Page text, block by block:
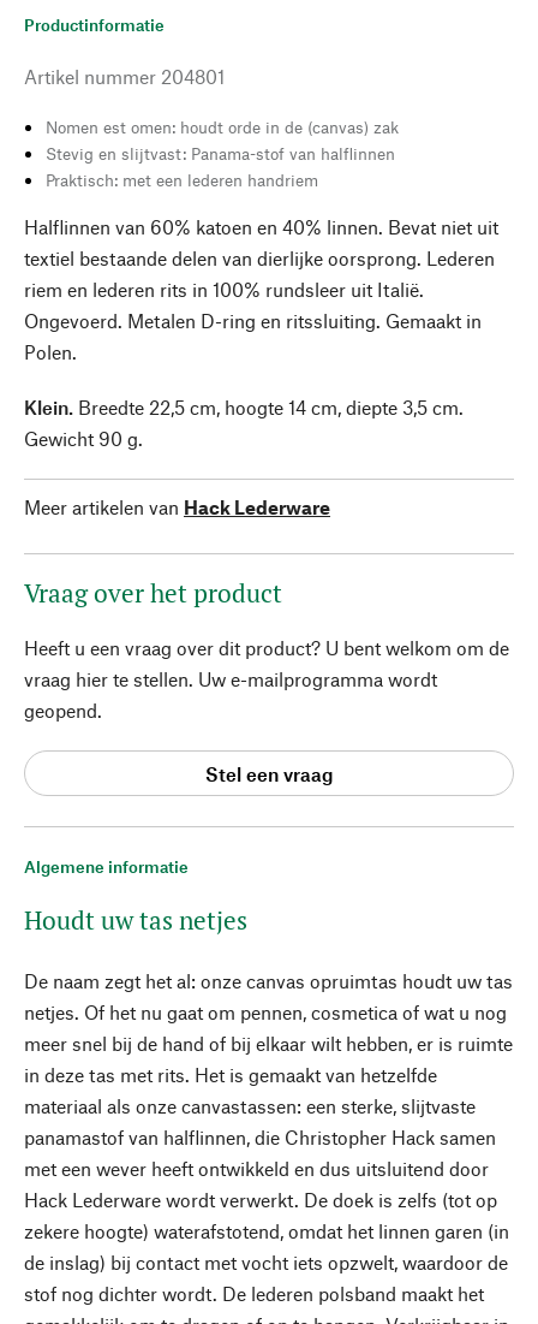
Algemene informatie
Houdt uw tas netjes
De naam zegt het al: onze canvas opruimtas houdt uw tas
netjes. Of het nu gaat om pennen, cosmetica of wat u nog
meer snel bij de hand of bij elkaar wilt hebben, er is ruimte
in deze tas met rits. Het is gemaakt van hetzelfde
materiaal als onze canvastassen: een sterke, slijtvaste
panamastof van halflinnen, die Christopher Hack samen
met een wever heeft ontwikkeld en dus uitsluitend door
Hack Lederware wordt verwerkt. De doek is zelfs (tot op
zekere hoogte) waterafstotend, omdat het linnen garen (in
de inslag) bij contact met vocht iets opzwelt, waardoor de
stof nog dichter wordt. De lederen polsband maakt het
Productinformatie
Artikel nummer 204801
Nomen est omen: houdt orde in de (canvas) zak
Stevig en slijtvast: Panama-stof van halflinnen
Praktisch: met een lederen handriem
Halflinnen van 60% katoen en 40% linnen. Bevat niet uit
textiel bestaande delen van dierlijke oorsprong. Lederen
riem en lederen rits in 100% rundsleer uit Italië.
Ongevoerd. Metalen D-ring en ritssluiting. Gemaakt in
Polen.
Klein. Breedte 22,5 cm, hoogte 14 cm, diepte 3,5 cm.
Gewicht 90 g.
Meer artikelen van Hack Lederware
Vraag over het product
Heeft u een vraag over dit product? U bent welkom om de
vraag hier te stellen. Uw e-mailprogramma wordt
geopend.
Stel een vraag